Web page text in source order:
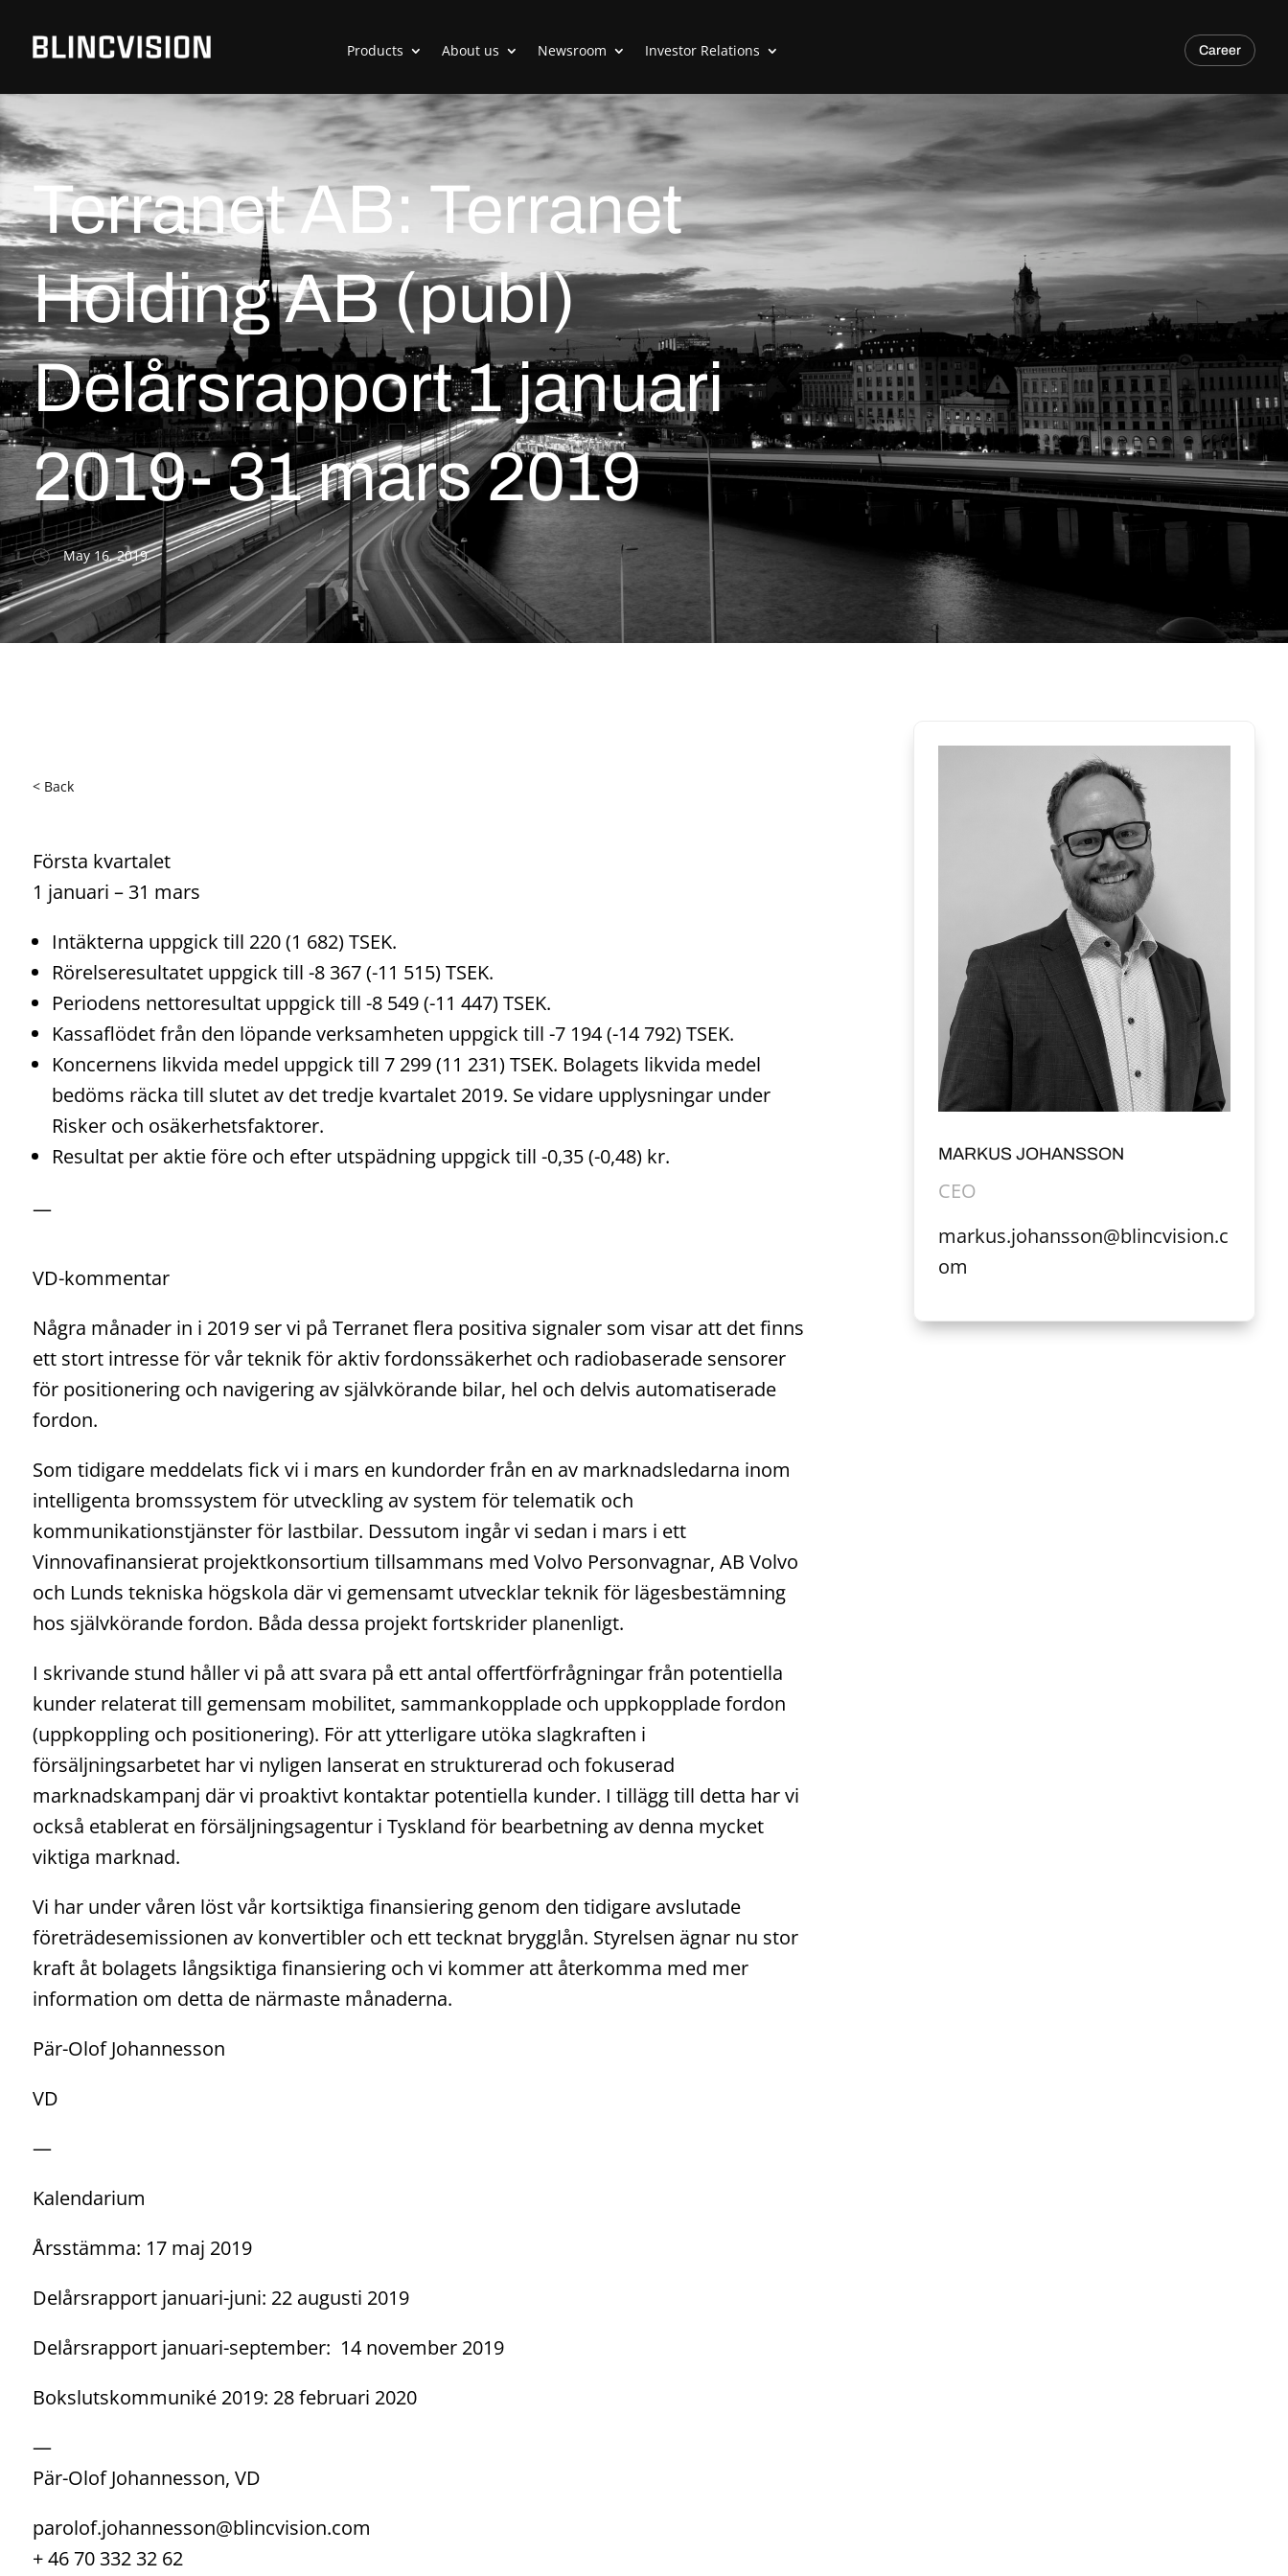
Products About us Newsroom Investor Relations Career
Terranet AB: Terranet
Holding AB (publ)
Delårsrapport 1 januari
2019- 31 mars 2019
May 16, 2019
< Back
Första kvartalet
1 januari – 31 mars
Intäkterna uppgick till 220 (1 682) TSEK.
Rörelseresultatet uppgick till -8 367 (-11 515) TSEK.
Periodens nettoresultat uppgick till -8 549 (-11 447) TSEK.
Kassaflödet från den löpande verksamheten uppgick till -7 194 (-14 792) TSEK.
Koncernens likvida medel uppgick till 7 299 (11 231) TSEK. Bolagets likvida medel
bedöms räcka till slutet av det tredje kvartalet 2019. Se vidare upplysningar under
Risker och osäkerhetsfaktorer.
Resultat per aktie före och efter utspädning uppgick till -0,35 (-0,48) kr.
—
VD-kommentar
Några månader in i 2019 ser vi på Terranet flera positiva signaler som visar att det finns
ett stort intresse för vår teknik för aktiv fordonssäkerhet och radiobaserade sensorer
för positionering och navigering av självkörande bilar, hel och delvis automatiserade
fordon.
Som tidigare meddelats fick vi i mars en kundorder från en av marknadsledarna inom
intelligenta bromssystem för utveckling av system för telematik och
kommunikationstjänster för lastbilar. Dessutom ingår vi sedan i mars i ett
Vinnovafinansierat projektkonsortium tillsammans med Volvo Personvagnar, AB Volvo
och Lunds tekniska högskola där vi gemensamt utvecklar teknik för lägesbestämning
hos självkörande fordon. Båda dessa projekt fortskrider planenligt.
I skrivande stund håller vi på att svara på ett antal offertförfrågningar från potentiella
kunder relaterat till gemensam mobilitet, sammankopplade och uppkopplade fordon
(uppkoppling och positionering). För att ytterligare utöka slagkraften i
försäljningsarbetet har vi nyligen lanserat en strukturerad och fokuserad
marknadskampanj där vi proaktivt kontaktar potentiella kunder. I tillägg till detta har vi
också etablerat en försäljningsagentur i Tyskland för bearbetning av denna mycket
viktiga marknad.
Vi har under våren löst vår kortsiktiga finansiering genom den tidigare avslutade
företrädesemissionen av konvertibler och ett tecknat brygglån. Styrelsen ägnar nu stor
kraft åt bolagets långsiktiga finansiering och vi kommer att återkomma med mer
information om detta de närmaste månaderna.
Pär-Olof Johannesson
VD
—
Kalendarium
Årsstämma: 17 maj 2019
Delårsrapport januari-juni: 22 augusti 2019
Delårsrapport januari-september: 14 november 2019
Bokslutskommuniké 2019: 28 februari 2020
—
Pär-Olof Johannesson, VD
parolof.johannesson@blincvision.com
+ 46 70 332 32 62
MARKUS JOHANSSON
CEO
markus.johansson@blincvision.c
om